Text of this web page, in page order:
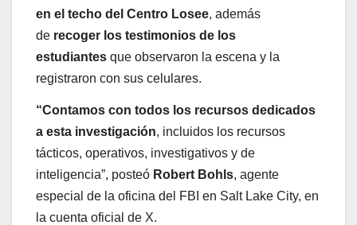
en el techo del Centro Losee, además
de recoger los testimonios de los
estudiantes que observaron la escena y la
registraron con sus celulares.
“Contamos con todos los recursos dedicados
a esta investigación, incluidos los recursos
tácticos, operativos, investigativos y de
inteligencia”, posteó Robert Bohls, agente
especial de la oficina del FBI en Salt Lake City, en
la cuenta oficial de X.